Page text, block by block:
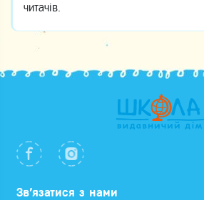
читачів.
Зв’язатися з нами